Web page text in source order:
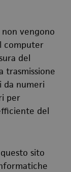
non vengono
computer
del
trasmissione
da numeri
per
del
sito